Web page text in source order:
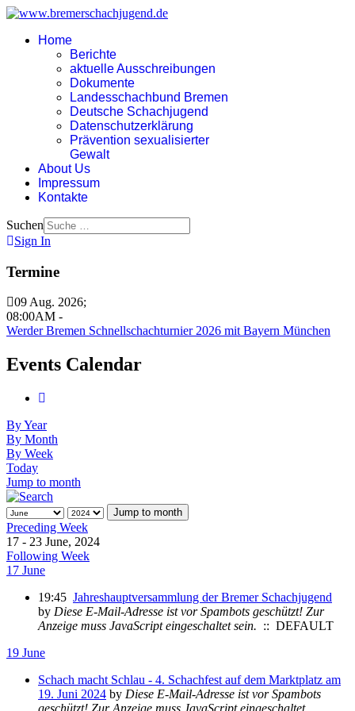
Home
Berichte
aktuelle Ausschreibungen
Dokumente
Landesschachbund Bremen
Deutsche Schachjugend
Datenschutzerklärung
Prävention sexualisierter
Gewalt
About Us
Impressum
Kontakte
Suchen
Sign In
Termine
09 Aug. 2026;
08:00AM -
Werder Bremen Schnellschachturnier 2026 mit Bayern München
Events Calendar
By Year
By Month
By Week
Today
Jump to month
Jump to month
Preceding Week
17 - 23 June, 2024
Following Week
17 June
19:45 Jahreshauptversammlung der Bremer Schachjugend
by Diese E-Mail-Adresse ist vor Spambots geschützt! Zur
Anzeige muss JavaScript eingeschaltet sein. :: DEFAULT
19 June
Schach macht Schlau - 4. Schachfest auf dem Marktplatz am
19. Juni 2024 by Diese E-Mail-Adresse ist vor Spambots